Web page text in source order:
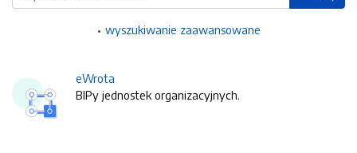
wyszukiwanie zaawansowane
eWrota
BIPy jednostek organizacyjnych.